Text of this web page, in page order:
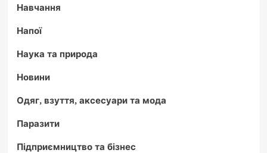
Навчання
Напої
Наука та природа
Новини
Одяг, взуття, аксесуари та мода
Паразити
Підприємництво та бізнес